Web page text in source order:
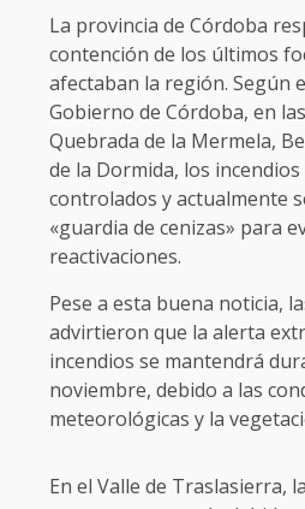
La provincia de Córdoba
contención de los últimos
afectaban la región. Según
Gobierno de Córdoba, en
Quebrada de la Mermela,
de la Dormida, los
controlados y actualmente
«guardia de cenizas» para
reactivaciones.
Pese a esta buena noticia,
advirtieron que la alerta
incendios se mantendrá
noviembre, debido a las
meteorológicas y la
En el Valle de Traslasierra,